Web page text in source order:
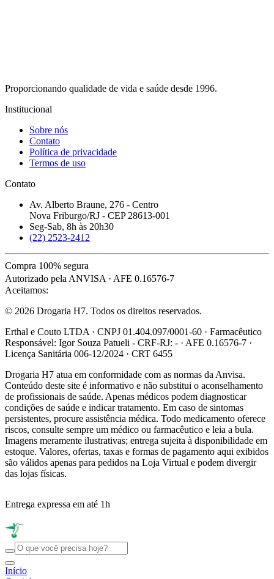
Proporcionando qualidade de vida e saúde desde 1996.
Institucional
Sobre nós
Contato
Política de privacidade
Termos de uso
Contato
Av. Alberto Braune, 276 - Centro
Nova Friburgo/RJ - CEP 28613-001
Seg-Sab, 8h às 20h30
(22) 2523-2412
Compra 100% segura
Autorizado pela ANVISA · AFE 0.16576-7
Aceitamos:
© 2026 Drogaria H7. Todos os direitos reservados.
Erthal e Couto LTDA · CNPJ 01.404.097/0001-60 · Farmacêutico
Responsável: Igor Souza Patueli - CRF-RJ: - · AFE 0.16576-7 ·
Licença Sanitária 006-12/2024 · CRT 6455
Drogaria H7 atua em conformidade com as normas da Anvisa.
Conteúdo deste site é informativo e não substitui o aconselhamento
de profissionais de saúde. Apenas médicos podem diagnosticar
condições de saúde e indicar tratamento. Em caso de sintomas
persistentes, procure assistência médica. Todo medicamento oferece
riscos, consulte sempre um médico ou farmacêutico e leia a bula.
Imagens meramente ilustrativas; entrega sujeita à disponibilidade em
estoque. Valores, ofertas, taxas e formas de pagamento aqui exibidos
são válidos apenas para pedidos na Loja Virtual e podem divergir
das lojas físicas.
Entrega expressa em até 1h
Início